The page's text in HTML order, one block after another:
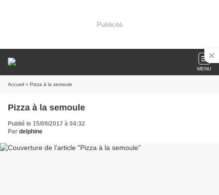
Publicité
MENU
Accueil » Pizza à la semoule
Pizza à la semoule
Publié le 15/09/2017 à 04:32
Par delphine